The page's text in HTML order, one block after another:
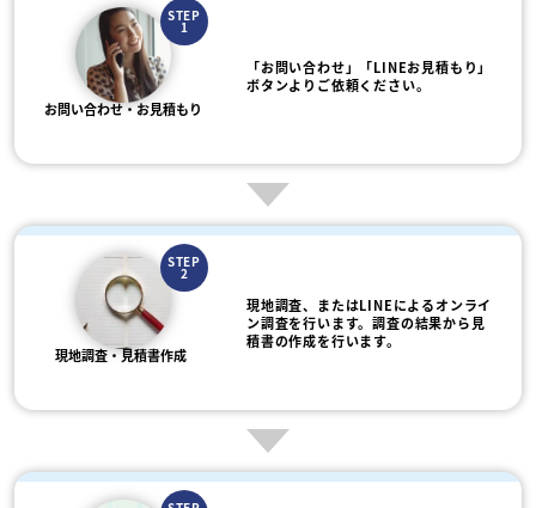
STEP
1
お問い合わせ・お見積もり
「お問い合わせ」「LINEお見積もり」
ボタンよりご依頼ください。
STEP
2
現地調査・見積書作成
現地調査、またはLINEによるオンライ
ン調査を行います。調査の結果から見
積書の作成を行います。